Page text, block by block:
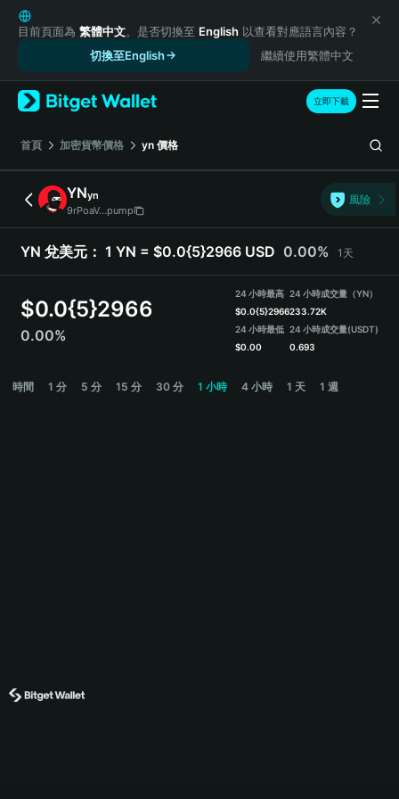
English
日本語
Русский
Español (Latinoamérica)
Türkçe
Italiano
Deutsch
简体中文
繁體中文
Português (Portugal)
हिन्दी
Español (Argentina)
目前頁面為 繁體中文。是否切換至 English 以查看對應語言內容？
切換至English
繼續使用繁體中文
立即下載
首頁 加密貨幣價格 yn 價格
YNyn
9rPoaV...pump
風險
YN 兌美元： 1 YN = $0.0{5}2966 USD 0.00% 1天
$0.0{5}2966
0.00%
24 小時最高
$0.0{5}2966
24 小時最低
$0.00
24 小時成交量（YN）
233.72K
24 小時成交量(USDT)
0.693
時間 1 分 5 分 15 分 30 分 1 小時 4 小時 1 天 1 週